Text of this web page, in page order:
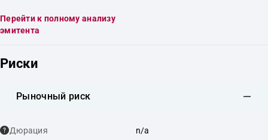
Перейти к полному анализу
эмитента
Риски
Рыночный риск
Дюрация n/a